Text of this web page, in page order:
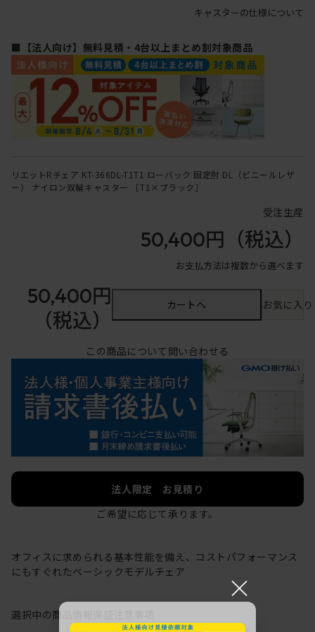
キャスターの仕様について
■【法人向け】無料見積・4台以上まとめ割対象商品
リエットRチェア KT-366DL-T1T1 ローバック 固定肘 DL（ビニールレザ
ー） ナイロン双輪キャスター ［T1×ブラック］
受注生産
50,400円 （税込）
お支払方法は複数から選べます
50,400円
（税込）
カートへ お気に入
この商品について問い合わせる
法人限定 お見積り
ご希望に応じて承ります。
オフィスに求められる基本性能を備え、コストパフォーマンス
にもすぐれたベーシックモデルチェア
選択中の商品情報
×